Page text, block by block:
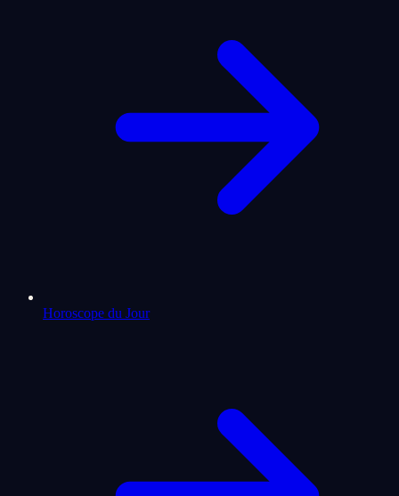
Horoscope du Jour